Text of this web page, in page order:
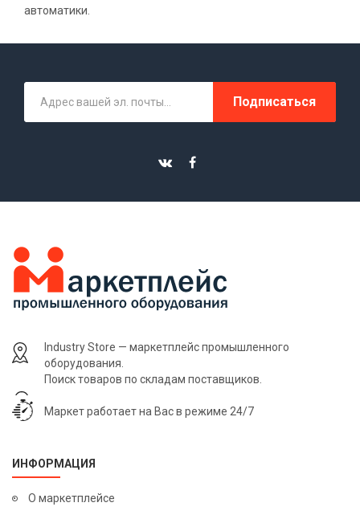
автоматики.
Подписаться
Industry Store — маркетплейс промышленного
оборудования.
Поиск товаров по складам поставщиков.
Маркет работает на Вас в режиме 24/7
ИНФОРМАЦИЯ
О маркетплейсе